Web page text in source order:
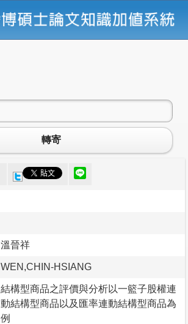
轉寄
溫晉祥
WEN,CHIN-HSIANG
結構型商品之評價與分析以一籃子股權連
動結構型商品以及匯率連動結構型商品為
例